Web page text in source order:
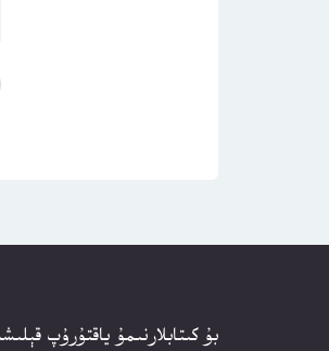
بۇ كىتابلارنىمۇ ياقتۇرۇپ